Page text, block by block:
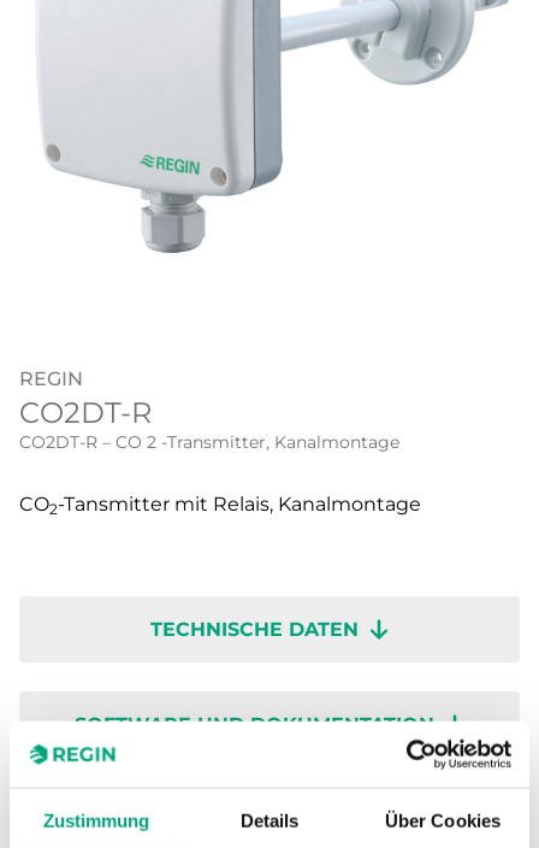
Zustimmung Details Über Cookies
REGIN
CO2DT-R
CO2DT-R – CO 2 -Transmitter, Kanalmontage
CO2-Tansmitter mit Relais, Kanalmontage
TECHNISCHE DATEN
SOFTWARE UND DOKUMENTATION